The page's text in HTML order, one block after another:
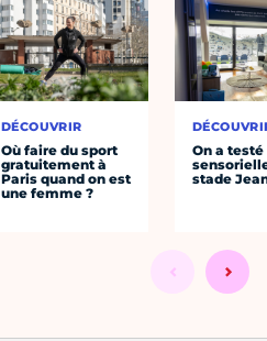
DÉCOUVRIR
Où faire du sport
gratuitement à
Paris quand on est
une femme ?
On a
stade